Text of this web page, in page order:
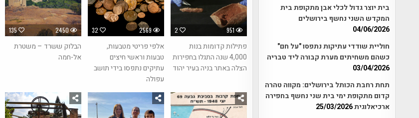
135 2450
הבלוק ששרד – משטרת
אל-חמה
32 2569
אלפי פריטי מטבעות,
טבעות וראשי חיצים
עתיקים נתפסו בידי תושב
עפולה
2 951
פתילות קדומות בנות
4,000 שנה התגלו בחפירות
הצלה באתר בניה בעיר יהוד
בית יוצר גדול לכלי אבן מתקופת בית
המקדש השני נחשף בירושלים
04/06/2026
חוליית שודדי עתיקות נתפסו "על חם"
כשהם משחיתים מערת קבורה ליד טבריה
03/04/2026
תחת רחבת הכותל בירושלים: מקווה טהרה
קדום מתקופת ימי בית שני נחשף בחפירה
ארכיאלוגית25/03/2026